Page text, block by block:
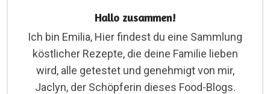
Hallo zusammen!
Ich bin Emilia, Hier findest du eine Sammlung
köstlicher Rezepte, die deine Familie lieben
wird, alle getestet und genehmigt von mir,
Jaclyn, der Schöpferin dieses Food-Blogs.